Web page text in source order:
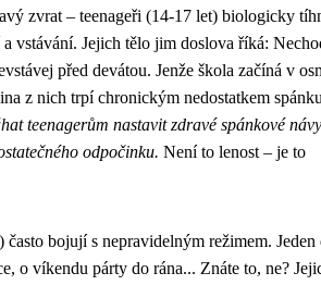
zvrat – teenageři (14-17 let) biologicky
vstávání. Jejich tělo jim doslova říká:
před devátou. Jenže škola začíná v
z nich trpí chronickým nedostatkem
teenagerům nastavit zdravé spánkové
odpočinku. Není to lenost – je to
bojují s nepravidelným režimem. Jeden
o víkendu párty do rána... Znáte to, ne?